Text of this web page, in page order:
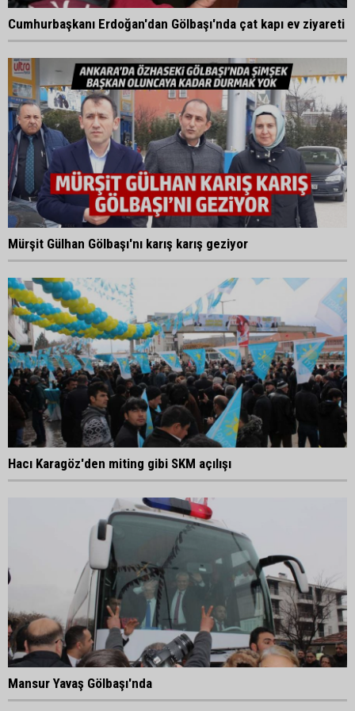
Cumhurbaşkanı Erdoğan'dan Gölbaşı'nda çat kapı ev ziyareti
Mürşit Gülhan Gölbaşı'nı karış karış geziyor
Hacı Karagöz'den miting gibi SKM açılışı
Mansur Yavaş Gölbaşı'nda